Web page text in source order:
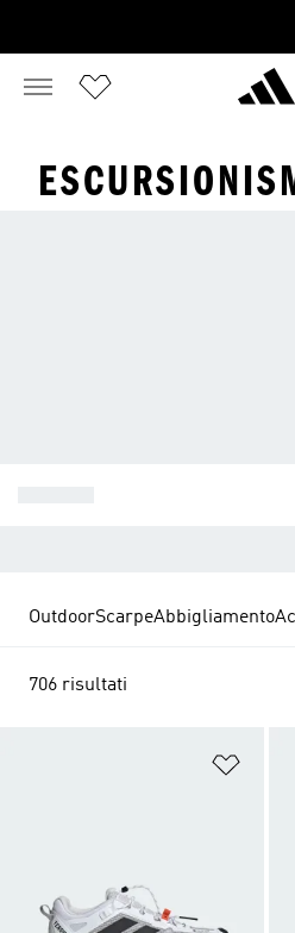
OutdoorScarpeAbbigliamento
706 risultati